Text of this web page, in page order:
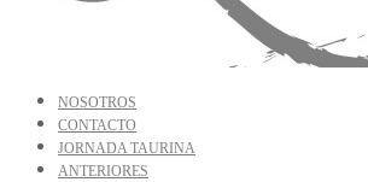
NOSOTROS
CONTACTO
JORNADA TAURINA
ANTERIORES